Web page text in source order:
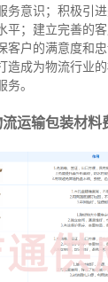
务意识；积极引
平；建立完善的
客户的满意度和
造成为物流行业
。
运输包装材料